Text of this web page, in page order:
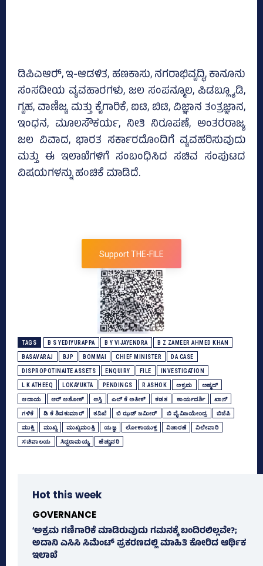
ಡಿಪಿಎಆರ್‍‌, ಇ-ಆಡಳಿತ, ಹಣಕಾಸು, ನಗರಾಭಿವೃದ್ಧಿ, ಕಾನೂನು
ಸಂಸದೀಯ ವ್ಯವಹಾರಗಳು, ಜಲ ಸಂಪನ್ಮೂಲ, ಪಿಡಬ್ಲ್ಯೂಡಿ,
ಗೃಹ, ವಾಣಿಜ್ಯ ಮತ್ತು ಕೈಗಾರಿಕೆ, ಐಟಿ, ಬಿಟಿ, ವಿಜ್ಞಾನ ತಂತ್ರಜ್ಞಾನ,
ಇಂಧನ, ಮೂಲಸೌಕರ್ಯ, ನೀತಿ ನಿರೂಪಣೆ, ಅಂತರರಾಜ್ಯ
ಜಲ ವಿವಾದ, ಭಾರತ ಸರ್ಕಾರದೊಂದಿಗೆ ವ್ಯವಹರಿಸುವುದು
ಮತ್ತು ಈ ಇಲಾಖೆಗಳಿಗೆ ಸಂಬಂಧಿಸಿದ ಸಚಿವ ಸಂಪುಟದ
ವಿಷಯಗಳನ್ನು ಹಂಚಿಕೆ ಮಾಡಿದೆ.
Support THE-FILE
TAGS B S YEDIYURAPPA B Y VIJAYENDRA B Z ZAMEER AHMED KHAN
BASAVARAJ BJP BOMMAI CHIEF MINISTER DA CASE
DISPROPOTINAITE ASSETS ENQUIRY FILE INVESTIGATION
L K ATHEEQ LOKAYUKTA PENDINGS R ASHOK ಅಕ್ರಮ ಅಹ್ಮದ್‌
ಆದಾಯ ಆರ್‌ ಅಶೋಕ್‌ ಆಸ್ತಿ ಎಲ್‌ ಕೆ ಅತೀಕ್‌ ಕಡತ ಕಾರ್ಯದರ್ಶಿ ಖಾನ್‌
ಗಳಿಕೆ ಡಿ ಕೆ ಶಿವಕುಮಾರ್ ತನಿಖೆ ಬಿ ಝಡ್‌ ಜಮೀರ್‍‌ ಬಿ ವೈ ವಿಜಯೇಂದ್ರ ಬಿಜೆಪಿ
ಮುಕ್ತಿ ಮುಖ್ಯ ಮುಖ್ಯಮಂತ್ರಿ ಯಜ್ಞ ಲೋಕಾಯುಕ್ತ ವಿಚಾರಣೆ ವಿಲೇವಾರಿ
ಸಚಿವಾಲಯ ಸಿದ್ದರಾಮಯ್ಯ ಹೆಚ್ಚುವರಿ
Hot this week
GOVERNANCE
‘ಅಕ್ರಮ ಗಣಿಗಾರಿಕೆ ಮಾಡಿರುವುದು ಗಮನಕ್ಕೆ ಬಂದಿರಲಿಲ್ಲವೇ?;
ಅದಾನಿ ಎಸಿಸಿ ಸಿಮೆಂಟ್ ಪ್ರಕರಣದಲ್ಲಿ ಮಾಹಿತಿ ಕೋರಿದ ಆರ್ಥಿಕ
ಇಲಾಖೆ